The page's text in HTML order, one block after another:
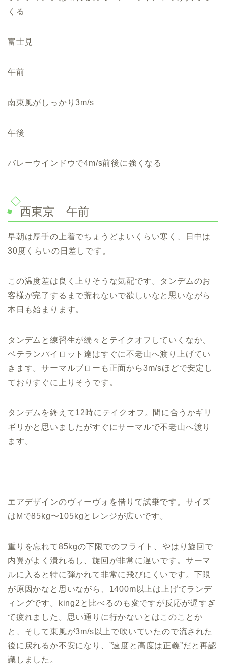
くる
富士見
午前
南東風がしっかり3m/s
午後
バレーウインドウで4m/s前後に強くなる
西東京 午前
早朝は厚手の上着でちょうどよいくらい寒く、日中は
30度くらいの日差しです。
この温度差は良く上りそうな気配です。タンデムのお
客様が完了するまで荒れないで欲しいなと思いながら
本日も始まります。
タンデムと練習生が続々とテイクオフしていくなか、
ベテランパイロット達はすぐに不老山へ渡り上げてい
きます。サーマルブローも正面から3m/sほどで安定し
ておりすぐに上りそうです。
タンデムを終えて12時にテイクオフ。間に合うかギリ
ギリかと思いましたがすぐにサーマルで不老山へ渡り
ます。
エアデザインのヴィーヴォを借りて試乗です。サイズ
はMで85kg〜105kgとレンジが広いです。
重りを忘れて85kgの下限でのフライト、やはり旋回で
内翼がよく潰れるし、旋回が非常に遅いです。サーマ
ルに入ると特に弾かれて非常に飛びにくいです。下限
が原因かなと思いながら、1400m以上は上げてランデ
ィングです。king2と比べるのも変ですが反応が遅すぎ
て疲れました。思い通りに行かないとはこのことか
と、そして東風が3m/s以上で吹いていたので流された
後に戻れるか不安になり、”速度と高度は正義”だと再認
識しました。